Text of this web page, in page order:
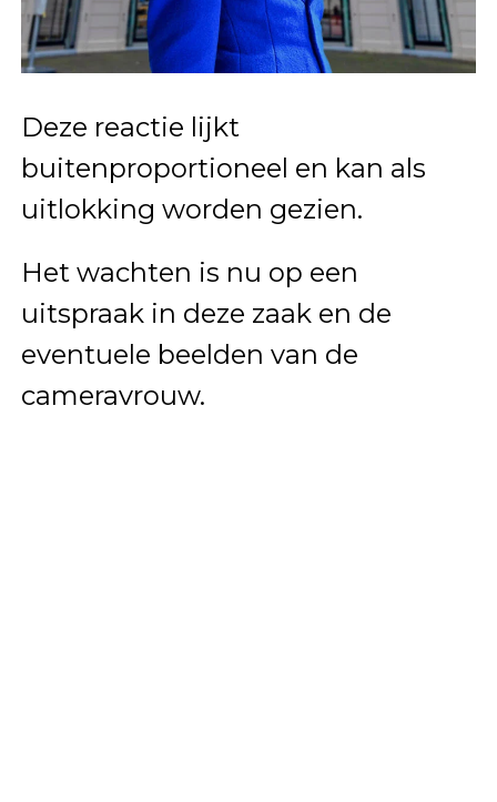
Deze reactie lijkt
buitenproportioneel en kan als
uitlokking worden gezien.
Het wachten is nu op een
uitspraak in deze zaak en de
eventuele beelden van de
cameravrouw.